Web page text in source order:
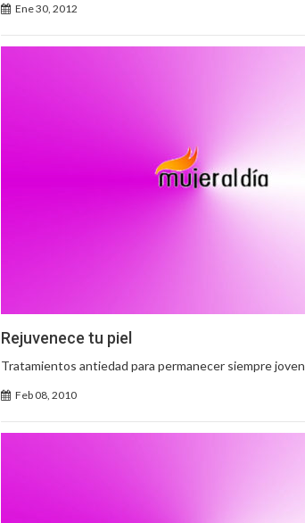
Ene 30, 2012
Rejuvenece tu piel
Tratamientos antiedad para permanecer siempre joven
Feb 08, 2010